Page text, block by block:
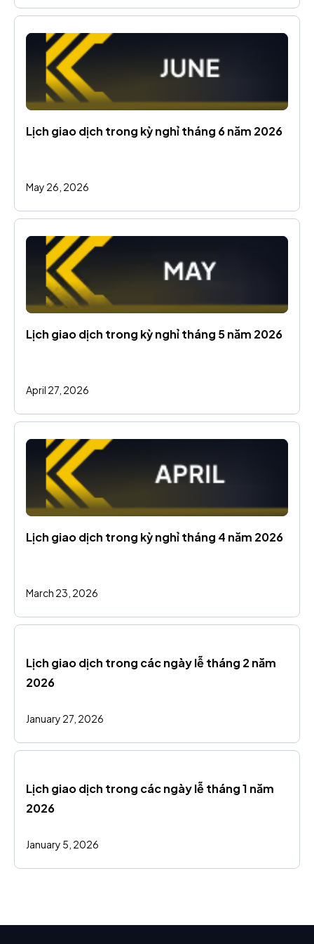
Lịch giao dịch trong kỳ nghỉ tháng 6 năm 2026
May 26, 2026
Lịch giao dịch trong kỳ nghỉ tháng 5 năm 2026
April 27, 2026
Lịch giao dịch trong kỳ nghỉ tháng 4 năm 2026
March 23, 2026
Lịch giao dịch trong các ngày lễ tháng 2 năm
2026
January 27, 2026
Lịch giao dịch trong các ngày lễ tháng 1 năm
2026
January 5, 2026